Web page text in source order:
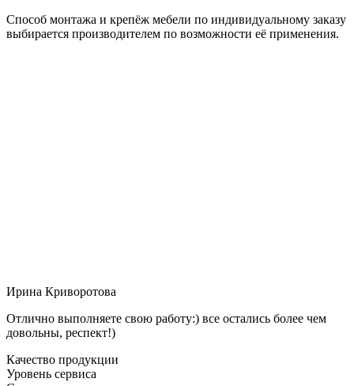
Способ монтажа и крепёж мебели по индивидуальному заказу
выбирается производителем по возможности её применения.
Ирина Криворотова
Отлично выполняете свою работу:) все остались более чем
довольны, респект!)
Качество продукции
Уровень сервиса